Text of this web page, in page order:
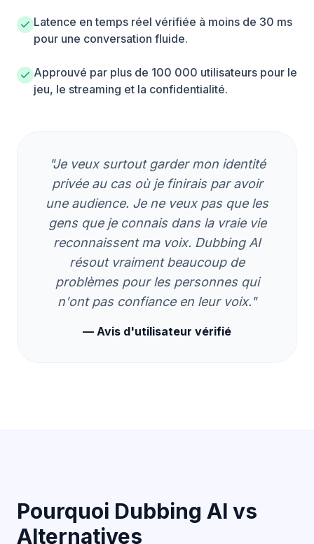
Latence en temps réel vérifiée à moins de 30 ms
pour une conversation fluide.
Approuvé par plus de 100 000 utilisateurs pour le
jeu, le streaming et la confidentialité.
"Je veux surtout garder mon identité
privée au cas où je finirais par avoir
une audience. Je ne veux pas que les
gens que je connais dans la vraie vie
reconnaissent ma voix. Dubbing AI
résout vraiment beaucoup de
problèmes pour les personnes qui
n'ont pas confiance en leur voix."
— Avis d'utilisateur vérifié
Pourquoi Dubbing AI vs
Alternatives